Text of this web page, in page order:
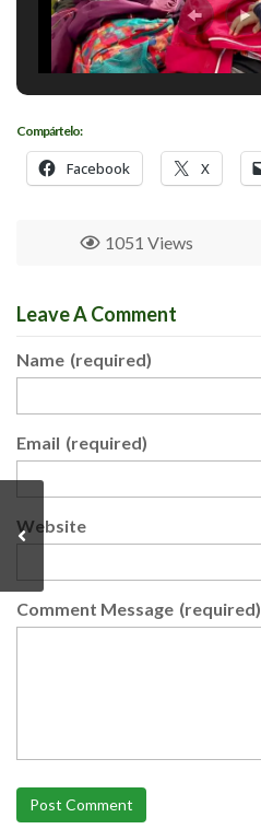
Compártelo:
Facebook X
1051 Views
Leave A Comment
Name (required)
Email (required)
Website
Comment Message (required)
Post Comment